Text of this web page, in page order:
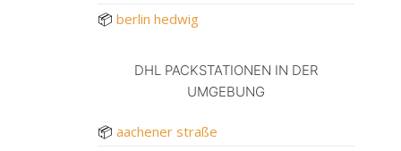
📦 berlin hedwig
DHL PACKSTATIONEN IN DER
UMGEBUNG
📦 aachener straße